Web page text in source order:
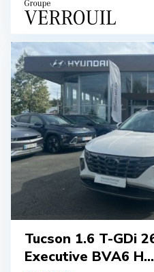
Tucson 1.6 T-GDi
Executive BVA6 H...